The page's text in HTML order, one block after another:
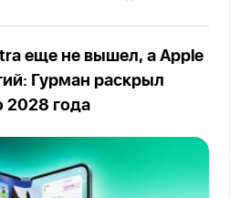
еще не вышел, а Apple
Гурман раскрыл
2028 года